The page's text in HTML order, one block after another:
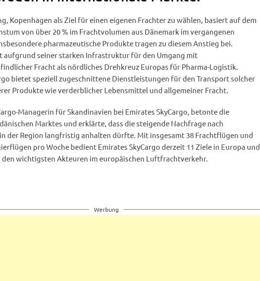
Kopenhagen als Ziel für einen eigenen Frachter zu wählen, basiert auf dem
von über 20 % im Frachtvolumen aus Dänemark im vergangenen
pharmazeutische Produkte tragen zu diesem Anstieg bei.
aufgrund seiner starken Infrastruktur für den Umgang mit
Fracht als nördliches Drehkreuz Europas für Pharma-Logistik.
bietet speziell zugeschnittene Dienstleistungen für den Transport solcher
Produkte wie verderblicher Lebensmittel und allgemeiner Fracht.
Managerin für Skandinavien bei Emirates SkyCargo, betonte die
Marktes und erklärte, dass die steigende Nachfrage nach
der Region langfristig anhalten dürfte. Mit insgesamt 38 Frachtflügen und
pro Woche bedient Emirates SkyCargo derzeit 11 Ziele in Europa und
wichtigsten Akteuren im europäischen Luftfrachtverkehr.
Werbung